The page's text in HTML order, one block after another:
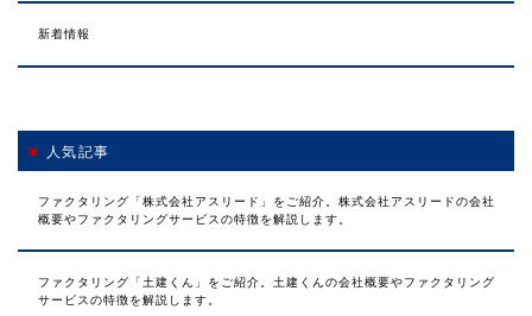
新着情報
人気記事
ファクタリング「株式会社アスリード」をご紹介。株式会社アスリードの会社
概要やファクタリングサービスの特徴を解説します。
ファクタリング「土建くん」をご紹介。土建くんの会社概要やファクタリング
サービスの特徴を解説します。